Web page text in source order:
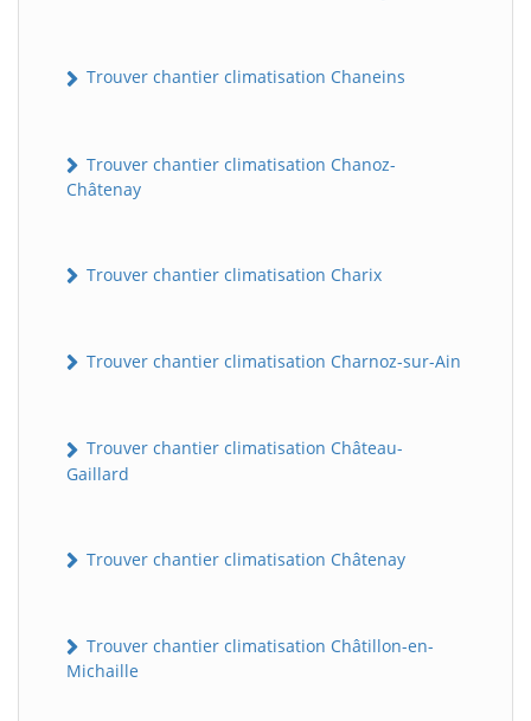
Trouver chantier climatisation Chaneins
Trouver chantier climatisation Chanoz-
Châtenay
Trouver chantier climatisation Charix
Trouver chantier climatisation Charnoz-sur-Ain
Trouver chantier climatisation Château-
Gaillard
Trouver chantier climatisation Châtenay
Trouver chantier climatisation Châtillon-en-
Michaille